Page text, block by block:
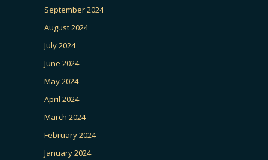
September 2024
August 2024
July 2024
June 2024
May 2024
April 2024
March 2024
February 2024
January 2024